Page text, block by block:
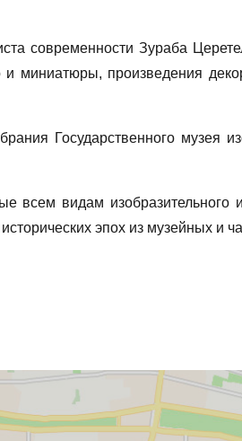
современности Зураба
произведения
Государственного музея
видам изобразительного
эпох из музейных и